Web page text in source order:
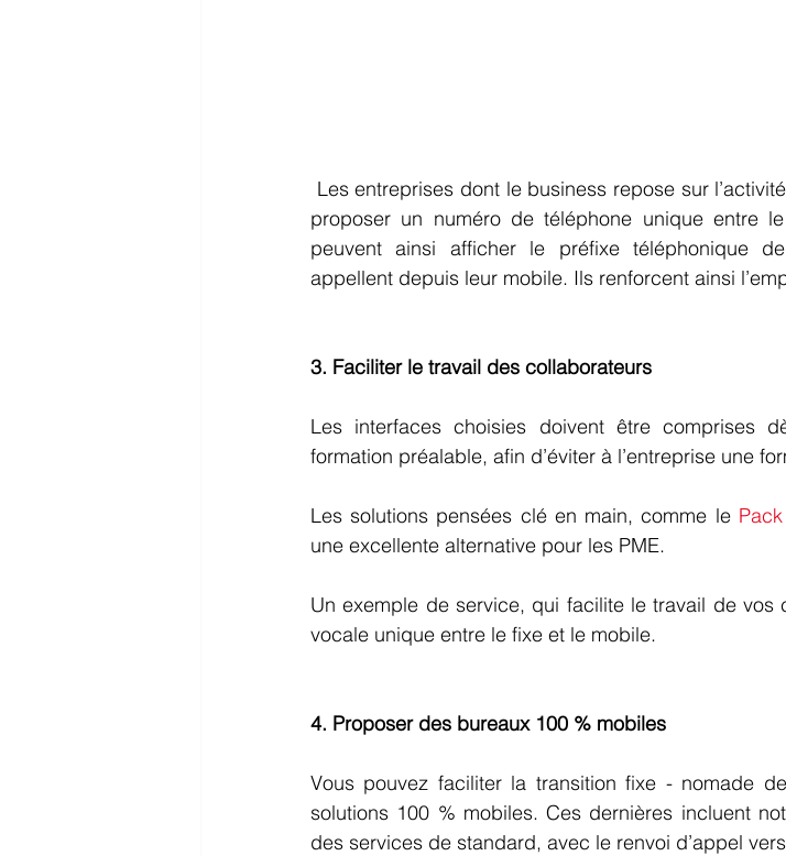
proposer un numéro de téléphone unique entre
peuvent ainsi afficher le préfixe téléphonique
appellent depuis leur mobile. Ils renforcent ainsi
3. Faciliter le travail des collaborateurs
Les interfaces choisies doivent être comprises
formation préalable, afin d’éviter à l’entreprise une
Les solutions pensées clé en main, comme le
une excellente alternative pour les PME.
Un exemple de service, qui facilite le travail de vos
vocale unique entre le fixe et le mobile.
4. Proposer des bureaux 100 % mobiles
Vous pouvez faciliter la transition fixe - nomade
solutions 100 % mobiles. Ces dernières incluent
des services de standard, avec le renvoi d’appel